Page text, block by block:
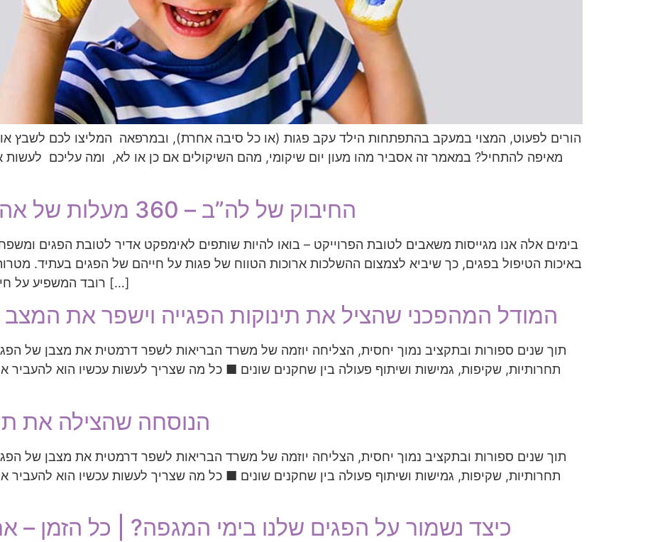
הורים לפעוט, המצוי במעקב בהתפתחות הילד עקב פגות (או כל סיבה אחרת), ובמרפאה המליצו לכם לשבץ
מאיפה להתחיל? במאמר זה אסביר מהו מעון יום שיקומי, מהם השיקולים אם כן או לא, ומה עליכם לעשות
החיבוק של לה”ב – 360 מעלות של אהבה, תמיכה, ליווי והדרכה
בימים אלה אנו מגייסות משאבים לטובת הפרוייקט – בואו להיות שותפים לאימפקט אדיר לטובת הפגים
באיכות הטיפול בפגים, כך שיביא לצמצום ההשלכות ארוכות הטווח של פגות על חייהם של הפגים בעתיד.
רובד המשפיע על חייהם ועל חיי בני משפחתם : העלאת מודעות […]
המודל המהפכני שהציל את תינוקות הפגייה וישפר את
תוך שנים ספורות ובתקציב נמוך יחסית, הצליחה יוזמה של משרד הבריאות לשפר דרמטית את מצבן של
הנוסחה שהצילה את
תוך שנים ספורות ובתקציב נמוך יחסית, הצליחה יוזמה של משרד הבריאות לשפר דרמטית את מצבן של
כיצד נשמור על הפגים שלנו בימי המגפה? | כל הזמן –